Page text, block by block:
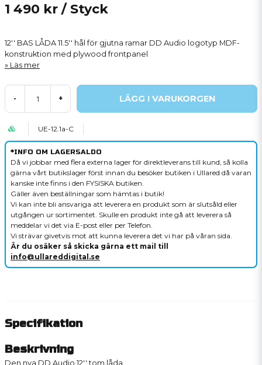
1 490 kr / Styck
12′′ BAS LÅDA 11.5′′ hål för gjutna ramar DD Audio logotyp MDF-
konstruktion med plywood frontpanel
Läs mer
- + LÄGG I VARUKORGEN
UE-12.1a-C
*INFO OM LAGERSALDO
Då vi jobbar med flera externa lager för direktleverans till kund, så kolla
gärna vårt butikslager först innan du besöker butiken i Ullared då varan
kanske inte finns i den FYSISKA butiken.
Gäller även beställningar som hämtas i butik!
Vi kan inte bli ansvariga att leverera en produkt som är slutsåld eller
utgången ur sortimentet. Skulle en produkt inte gå att leverera så
meddelar vi det via E-post eller per Telefon.
Vi strävar givetvis mot att kunna leverera det vi har på våran sida.
Är du osäker så skicka gärna ett mail till
info@ullareddigital.se
Beskrivning
Den nya DD Audio 12′′ tom låda
Specifikation